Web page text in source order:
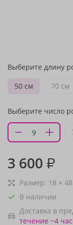
Выберите длину
50 см
70 см
Выберите число
3 600 ₽
Размер: 18 × 48
В наличии
Доставка в
течение ~4